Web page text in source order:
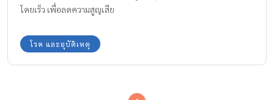
โดยเร็ว เพื่อลดความสูญเสีย
โรค และอุบัติเหตุ